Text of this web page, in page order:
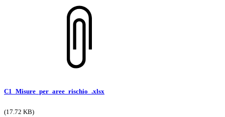
C1_Misure_per_aree_rischio_.xlsx
(17.72 KB)